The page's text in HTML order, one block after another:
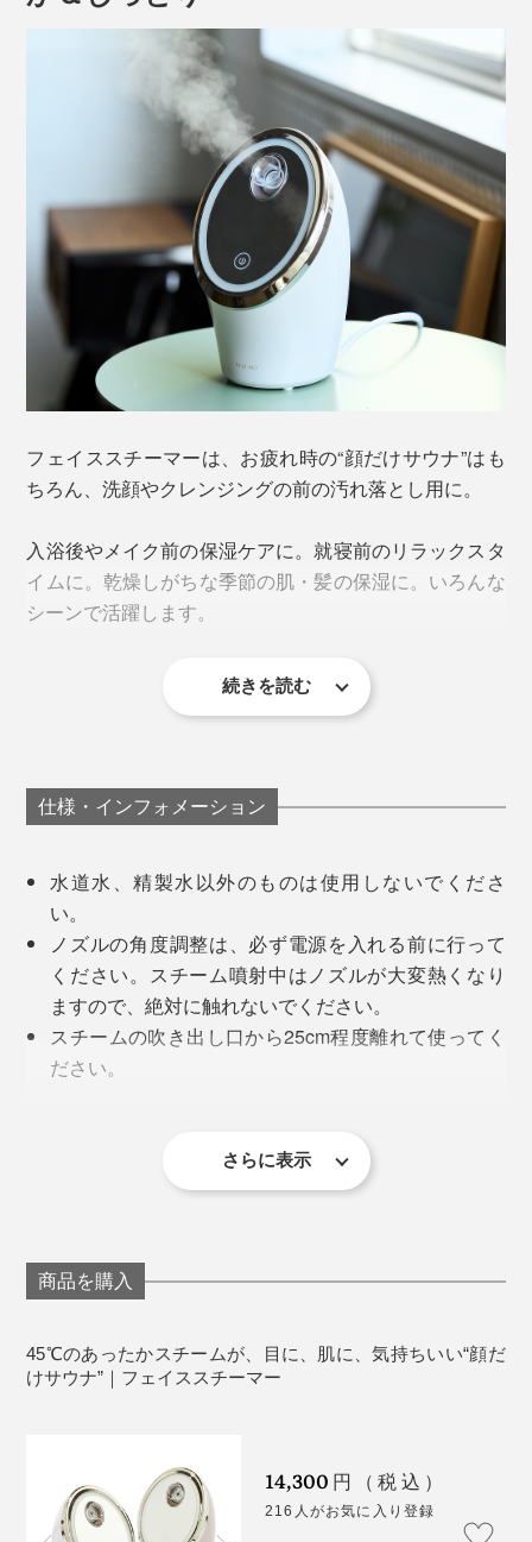
フェイススチーマーと言えば、メイク時の保湿ケアとい
った、女性向けの美容機器というイメージでしょう。
じつは、忙しいMONOCO読者が、男女問わずリフレッ
シュできる、“顔だけサウナ”としておすすめします。
仕事や家事のあいだに、たった15分あればOK。
水を入れたら、ボタン一つで、蒸気がブワーッ！使い方
は、カンタンです。
（1）付属のタンクに水を入れて本体にセット
（2）スチームが噴き出すノズルの角度を調節
（4）約40秒後、スチームが出ます（15分後に、自動で
フェイススチーマーは、お疲れ時の“顔だけサウナ”はも
ちろん、洗顔やクレンジングの前の汚れ落とし用に。
入浴後やメイク前の保湿ケアに。就寝前のリラックスタ
イムに。乾燥しがちな季節の肌・髪の保湿に。いろんな
シーンで活躍します。
心地よいスチームを、より広く、より深く届けるため
に、本機には3つの特長があります。
続きを読む
仕様・インフォメーション
水道水、精製水以外のものは使用しないでくださ
い。
ノズルの角度調整は、必ず電源を入れる前に行って
ください。スチーム噴射中はノズルが大変熱くなり
ますので、絶対に触れないでください。
スチームの吹き出し口から25cm程度離れて使ってく
ださい。
洗顔・保湿を行ってください。
毛穴が開いたままで放置すると、肌の水分が蒸発
サイズ：（約）幅12×奥行13.6×高さ20.8cm
重さ：約820g
使用時間目安：タンク満水で約15分使用可能（使用
後、自動で電源オフ）
材質：本体／ABS、ミラー／ガラス、水タンク・吹
さらに表示
商品を購入
45℃のあったかスチームが、目に、肌に、気持ちいい“顔だ
けサウナ”｜フェイススチーマー
14,300 円（税込）
216人がお気に入り登録